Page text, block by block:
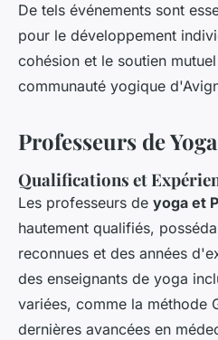
De tels événements sont
pour le développement
cohésion et le soutien
communauté yogique
Professeurs de
Qualifications et
Les professeurs de yoga et
hautement qualifiés,
reconnues et des années
des enseignants de yoga
variées, comme la méthode
dernières avancées en